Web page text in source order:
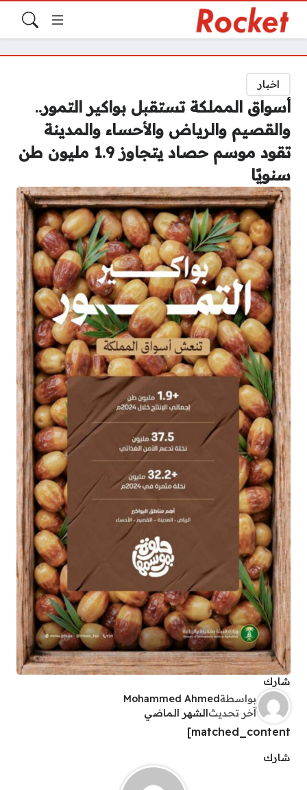
اخبار
أسواق المملكة تستقبل بواكير التمور..
والقصيم والرياض والأحساء والمدينة
تقود موسم حصاد يتجاوز 1.9 مليون طن
سنويًا
شارك
بواسطةMohammed Ahmed
آخر تحديثالشهر الماضي
matched_content]
شارك